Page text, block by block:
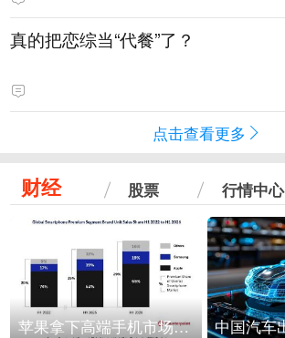
真的把恋综当“代餐”了？
点击查看更多
财经 股票 行情中心
苹果拿下高端手机市场65%的份额：iPhone 17系列功不可没